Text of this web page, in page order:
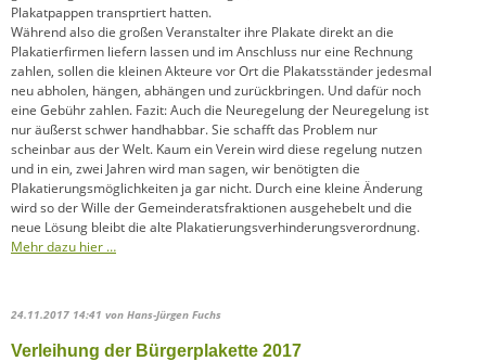
Plakatpappen transprtiert hatten.
Während also die großen Veranstalter ihre Plakate direkt an die
Plakatierfirmen liefern lassen und im Anschluss nur eine Rechnung
zahlen, sollen die kleinen Akteure vor Ort die Plakatsständer jedesmal
neu abholen, hängen, abhängen und zurückbringen. Und dafür noch
eine Gebühr zahlen. Fazit: Auch die Neuregelung der Neuregelung ist
nur äußerst schwer handhabbar. Sie schafft das Problem nur
scheinbar aus der Welt. Kaum ein Verein wird diese regelung nutzen
und in ein, zwei Jahren wird man sagen, wir benötigten die
Plakatierungsmöglichkeiten ja gar nicht. Durch eine kleine Änderung
wird so der Wille der Gemeinderatsfraktionen ausgehebelt und die
neue Lösung bleibt die alte Plakatierungsverhinderungsverordnung.
Mehr dazu hier …
24.11.2017 14:41 von Hans-Jürgen Fuchs
Verleihung der Bürgerplakette 2017